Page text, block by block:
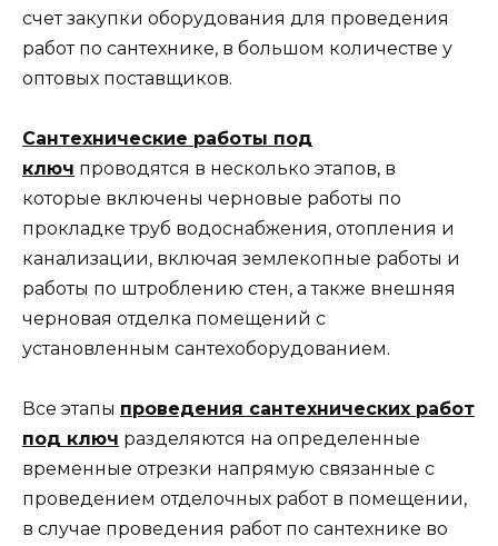
счет закупки оборудования для проведения
работ по сантехнике, в большом количестве у
оптовых поставщиков.
Сантехнические работы под
ключ проводятся в несколько этапов, в
которые включены черновые работы по
прокладке труб водоснабжения, отопления и
канализации, включая землекопные работы и
работы по штроблению стен, а также внешняя
черновая отделка помещений с
установленным сантехоборудованием.
Все этапы проведения сантехнических работ
под ключ разделяются на определенные
временные отрезки напрямую связанные с
проведением отделочных работ в помещении,
в случае проведения работ по сантехнике во